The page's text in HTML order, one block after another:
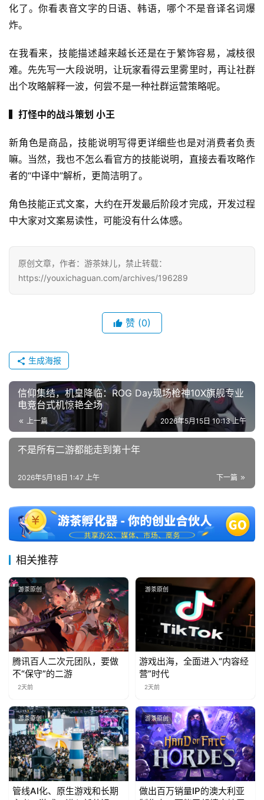
化了。你看表音文字的日语、韩语，哪个不是音译名词爆
炸。
在我看来，技能描述越来越长还是在于繁饰容易，减枝很
难。先先写一大段说明，让玩家看得云里雾里时，再让社群
出个攻略解释一波，何尝不是一种社群运营策略呢。
▍打怪中的战斗策划 小王
新角色是商品，技能说明写得更详细些也是对消费者负责
嘛。当然，我也不怎么看官方的技能说明，直接去看攻略作
者的“中译中”解析，更简洁明了。
角色技能正式文案，大约在开发最后阶段才完成，开发过程
中大家对文案易读性，可能没有什么体感。
原创文章，作者：游茶妹儿，禁止转载：
https://youxichaguan.com/archives/196289
赞 (0)
生成海报
信仰集结，机皇降临：ROG Day现场枪神10X旗舰专业
电竞台式机惊艳全场
上一篇 2026年5月15日 10:13 上午
不是所有二游都能走到第十年
下一篇
2026年5月18日 1:47 上午
相关推荐
游茶原创
腾讯百人二次元团队，要做
不“保守”的二游
2天前
游茶原创
游戏出海，全面进入“内容经
营”时代
2天前
游茶原创
管线AI化、原生游戏和长期
游茶原创
做出百万销量IP的澳大利亚